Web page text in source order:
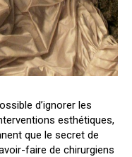
d’ignorer les
esthétiques,
que le secret de
faire de chirurgiens